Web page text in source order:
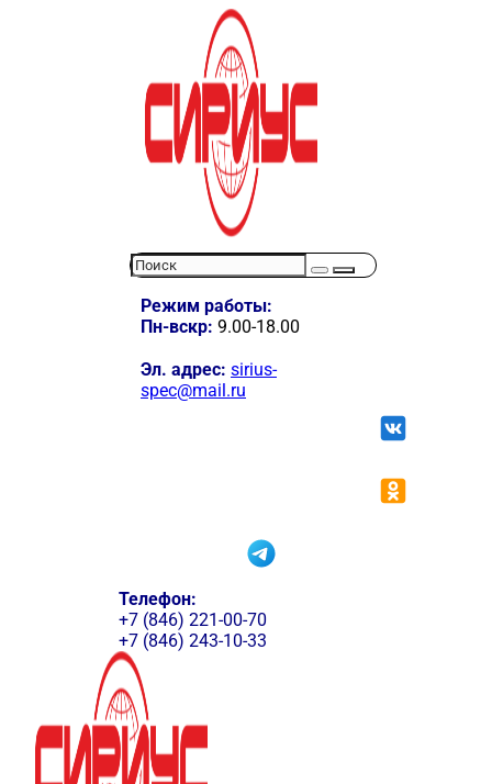
Режим работы:
Пн-вскр: 9.00-18.00
Эл. адрес: sirius-
spec@mail.ru
Телефон:
+7 (846) 221-00-70
+7 (846) 243-10-33